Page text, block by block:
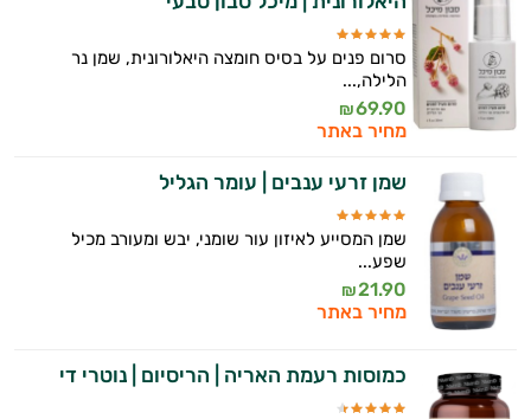
סרום פנים על בסיס חומצה היאלורונית, שמן נר
הלילה,...
69.90
₪
מחיר באתר
שמן זרעי ענבים | עומר הגליל
שמן המסייע לאיזון עור שומני, יבש ומעורב מכיל
שפע...
21.90
₪
מחיר באתר
כמוסות רעמת האריה | הריסיום | נוטרי די